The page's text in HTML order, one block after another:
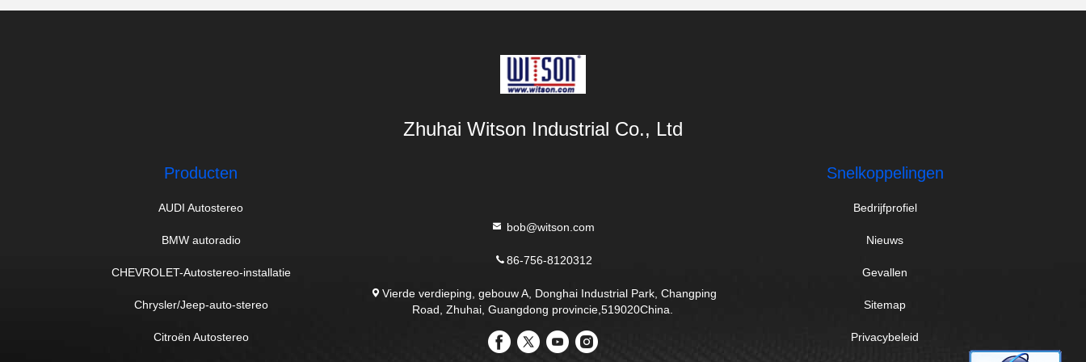
Zhuhai Witson Industrial Co., Ltd
Producten
AUDI Autostereo
BMW autoradio
CHEVROLET-Autostereo-installatie
Chrysler/Jeep-auto-stereo
Citroën Autostereo
bob@witson.com
86-756-8120312
Vierde verdieping, gebouw A, Donghai Industrial Park, Changping
Road, Zhuhai, Guangdong provincie,519020China.
Snelkoppelingen
Bedrijfprofiel
Nieuws
Gevallen
Sitemap
Privacybeleid